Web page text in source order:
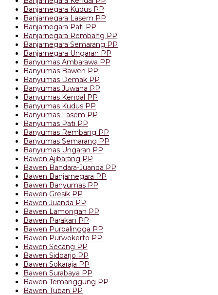
Banjarnegara Kudus PP
Banjarnegara Lasem PP
Banjarnegara Pati PP
Banjarnegara Rembang PP
Banjarnegara Semarang PP
Banjarnegara Ungaran PP
Banyumas Ambarawa PP
Banyumas Bawen PP
Banyumas Demak PP
Banyumas Juwana PP
Banyumas Kendal PP
Banyumas Kudus PP
Banyumas Lasem PP
Banyumas Pati PP
Banyumas Rembang PP
Banyumas Semarang PP
Banyumas Ungaran PP
Bawen Ajibarang PP
Bawen Bandara-Juanda PP
Bawen Banjarnegara PP
Bawen Banyumas PP
Bawen Gresik PP
Bawen Juanda PP
Bawen Lamongan PP
Bawen Parakan PP
Bawen Purbalingga PP
Bawen Purwokerto PP
Bawen Secang PP
Bawen Sidoarjo PP
Bawen Sokaraja PP
Bawen Surabaya PP
Bawen Temanggung PP
Bawen Tuban PP